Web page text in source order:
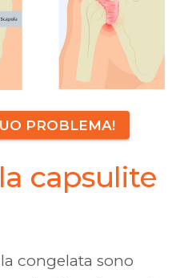
PROBLEMA!
capsulite
congelata sono